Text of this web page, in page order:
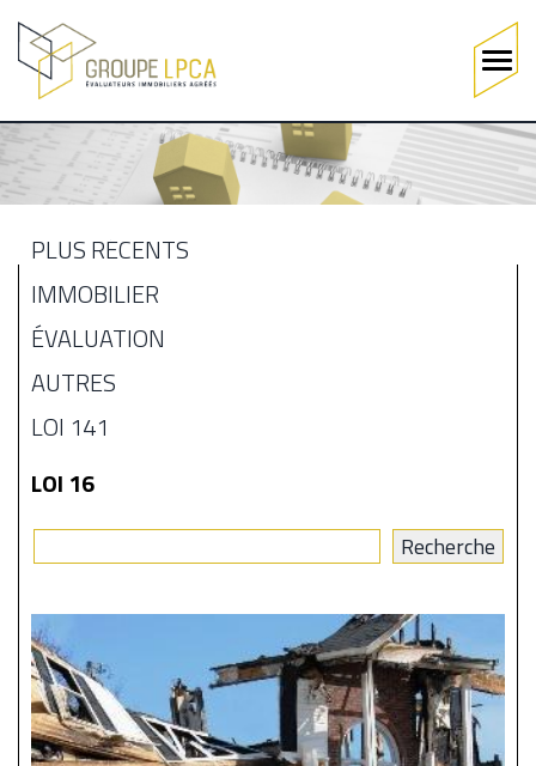
Aller
au
contenu
Main
navigation
MENU
BLOGUE
PLUS RÉCENTS
IMMOBILIER
ÉVALUATION
AUTRES
LOI 141
LOI 16